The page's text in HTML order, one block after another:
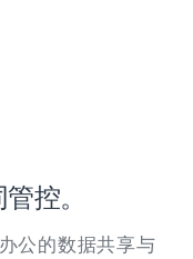
控。
公的数据共享与